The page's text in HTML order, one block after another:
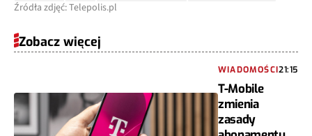
Źródła zdjęć: Telepolis.pl
Zobacz więcej
WIADOMOŚCI21:15
T-Mobile
zmienia
zasady